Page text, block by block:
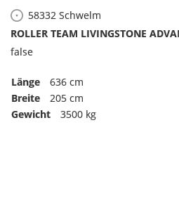
58332 Schwelm
ROLLER TEAM LIVINGSTONE
false
Länge
636 cm
Breite
205 cm
Gewicht
3500 kg